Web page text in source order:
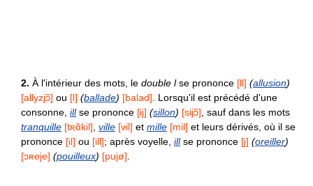
2. À l'intérieur des mots, le double lse prononce [ll] (allusion)
[allyzjɔ̃] ou [l] (ballade) [balad] . Lorsqu'il est précédé d'une
consonne, illse prononce [ij] (sillon) [sijɔ̃] , sauf dans les mots
tranquille [tʀɑ̃kil] ville [vil] et mille [mil] et leurs dérivés, où il se
prononce [il] ou [ill]; après voyelle, illse prononce [j] (oreiller)
[ɔʀeje] (pouilleux) [pujø]